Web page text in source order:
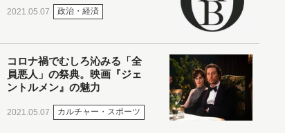
2021.05.07 政治・経済
コロナ禍でむしろ沁みる「全
員悪人」の祭典。映画『ジェ
ントルメン』の魅力
2021.05.07 カルチャー・スポーツ